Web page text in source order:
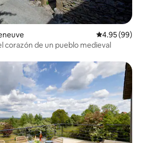
Calificación
4.95 (99)
corazón de un pueblo medieval